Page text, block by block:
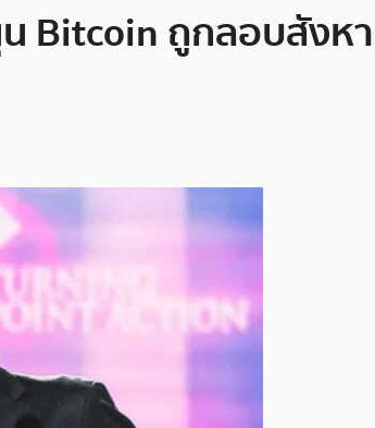
Bitcoin ถูกลอบสังห